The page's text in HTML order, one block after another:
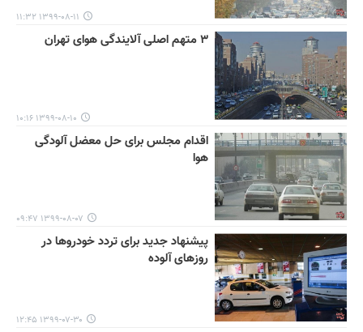
۱۳۹۹-۰۸-۱۱ ۱۱:۳۲
۳ متهم اصلی آلایندگی هوای تهران
۱۳۹۹-۰۸-۱۰ ۱۰:۱۶
اقدام مجلس برای حل معضل آلودگی
هوا
۱۳۹۹-۰۸-۰۷ ۰۹:۴۷
پیشنهاد جدید برای تردد خودروها در
روزهای آلوده
۱۳۹۹-۰۷-۳۰ ۱۲:۴۵